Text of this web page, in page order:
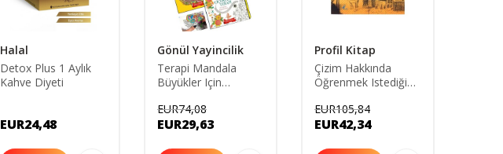
Halal
Detox Plus 1 Aylık
Kahve Diyeti
EUR24,48
Gönül Yayincilik
Terapi Mandala
Büyükler Için
Kitap Ve 24'lü Keçeli
Kalem Nova
EUR74,08
EUR29,63
Profil Kitap
Çizim Hakkında
Öğrenmek Istediğiniz
Barber
EUR105,84
EUR42,34